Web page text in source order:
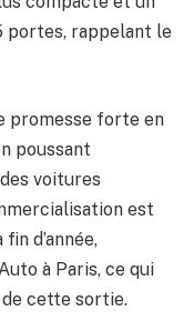
rappelant le
promesse forte en
poussant
voitures
est
d’année,
à Paris, ce qui
cette sortie.